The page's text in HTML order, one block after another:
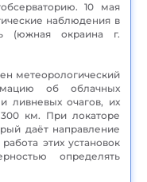
10 мая
наблюдения в
(южная окраина г.
метеорологический
об облачных
ливневых очагов, их
км. При локаторе
даёт направление
этих установок
определять